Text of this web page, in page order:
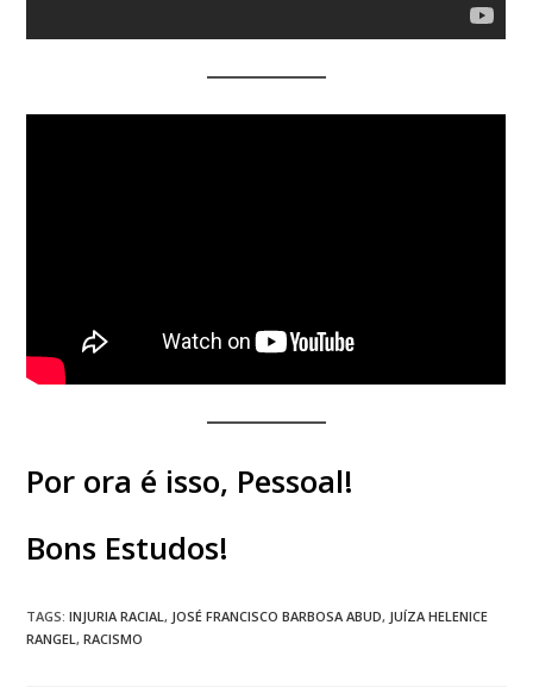
Por ora é isso, Pessoal!
Bons Estudos!
TAGS:INJURIA RACIAL , JOSÉ FRANCISCO BARBOSA ABUD, JUÍZA HELENICE
RANGEL , RACISMO